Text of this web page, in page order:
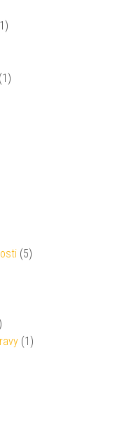
(1)
(5)
(1)